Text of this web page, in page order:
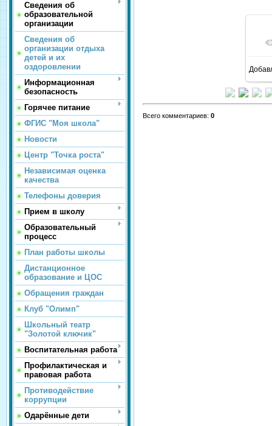
Сведения об
образовательной
организации
Сведения об
организации отдыха
детей и их
оздоровлении
Информационная
безопасность
Горячее питание
ФГИС "Моя школа"
Новости
Центр "Точка роста"
Независимая оценка
качества
Телефоны доверия
Прием в школу
Образовательный
процесс
План работы школы
Дистанционное
образование и ЦОС
Обращения граждан
Клуб "Олимп"
Школьный театр
"Золотой ключик"
Воспитательная работа
Профилактическая и
правовая работа
Противодействие
коррупции
Одарённые дети
Всего комментариев: 0